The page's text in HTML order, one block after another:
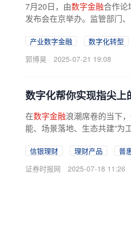
7月20日，由数字金融合作论
发布会在京举办。监管部门
产业数字金融 数字化转型
郭博昊
2025-07-21 19:08
数字化帮你实现指尖
在数字金融浪潮席卷的当下
能、场景落地、生态共建”为
信银理财 理财产品
普
证券时报网
2025-07-18 11:26